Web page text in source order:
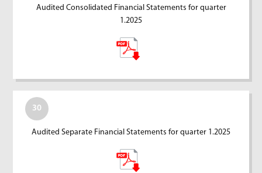
Audited Consolidated Financial Statements for quarter
1.2025
30
Audited Separate Financial Statements for quarter 1.2025